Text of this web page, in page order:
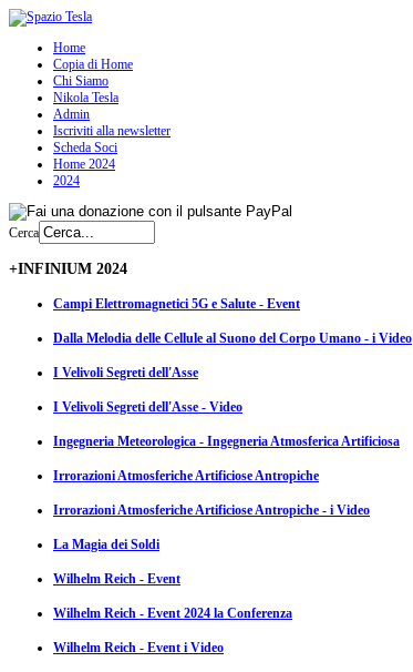
Home
Copia di Home
Chi Siamo
Nikola Tesla
Admin
Iscriviti alla newsletter
Scheda Soci
Home 2024
2024
Cerca
+INFINIUM 2024
Campi Elettromagnetici 5G e Salute - Event
Dalla Melodia delle Cellule al Suono del Corpo Umano - i Video
I Velivoli Segreti dell'Asse
I Velivoli Segreti dell'Asse - Video
Ingegneria Meteorologica - Ingegneria Atmosferica Artificiosa
Irrorazioni Atmosferiche Artificiose Antropiche
Irrorazioni Atmosferiche Artificiose Antropiche - i Video
La Magia dei Soldi
Wilhelm Reich - Event
Wilhelm Reich - Event 2024 la Conferenza
Wilhelm Reich - Event i Video